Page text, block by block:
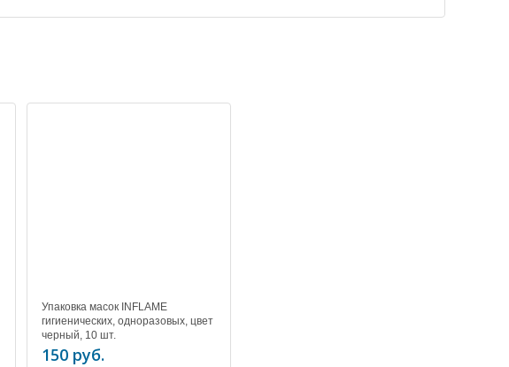
Упаковка масок INFLAME
гигиенических, одноразовых, цвет
черный, 10 шт.
150 руб.